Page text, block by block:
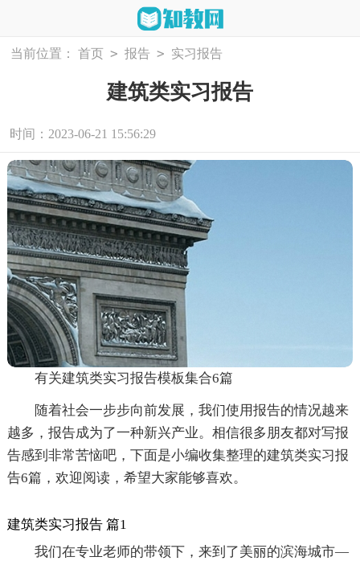
当前位置： 首页 > 报告 > 实习报告
建筑类实习报告
时间：2023-06-21 15:56:29
有关建筑类实习报告模板集合6篇
随着社会一步步向前发展，我们使用报告的情况越来
越多，报告成为了一种新兴产业。相信很多朋友都对写报
告感到非常苦恼吧，下面是小编收集整理的建筑类实习报
告6篇，欢迎阅读，希望大家能够喜欢。
建筑类实习报告 篇1
我们在专业老师的带领下，来到了美丽的滨海城市—